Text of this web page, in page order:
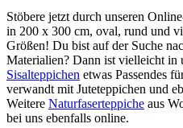
Stöbere jetzt durch unseren
in 200 x 300 cm, oval, rund und
Größen! Du bist auf der Suche
Materialien? Dann ist vielleicht in
Sisalteppichen etwas Passendes
verwandt mit Juteteppichen und
Weitere Naturfaserteppiche aus
bei uns ebenfalls online.